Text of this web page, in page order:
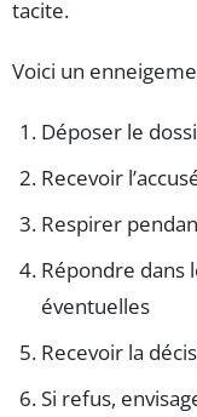
tacite.
Voici un
Déposer le
Recevoir
Respirer
Répondre dans
éventuelles
Recevoir la
Si refus,